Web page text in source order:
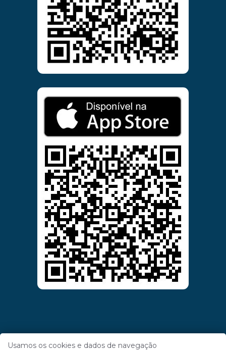
Usamos os cookies e dados de navegação